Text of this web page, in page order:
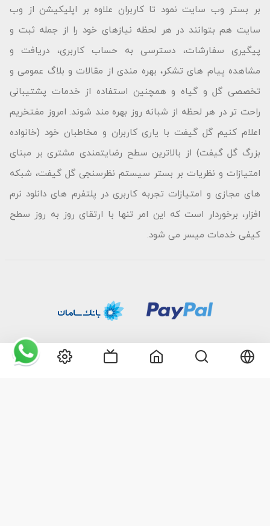
بر بستر وب سایت نمود تا کاربران علاوه بر اپلیکیشن از وب
سایت هم بتوانند در هر لحظه نیازهای خود را از جمله ثبت و
پیگیری سفارشات، دسترسی به حساب کاربری، دریافت و
مشاهده پیام های تشکر، بهره مندی از مقالات و بلاگ عمومی و
تخصصی گل و گیاه و همچنین استفاده از خدمات پشتیبانی
راحت تر در هر لحظه از شبانه روز بهره مند شوند. امروز مفتخریم
اعلام کنیم گل گیفت با یاری کاربران و مخاطبان خود (خانواده
بزرگ گل گیفت) از بالاترین سطح رضایتمندی مشتری بر مبنای
امتیازات و نظریات بر بستر سیستم نظرسنجی گل گیفت، شبکه
های مجازی و امتیازات تجربه کاربری در پلتفرم های دانلود نرم
افزار، برخوردار است که این امر تنها با ارتقای روز به روز سطح
کیفی خدمات میسر می شود.